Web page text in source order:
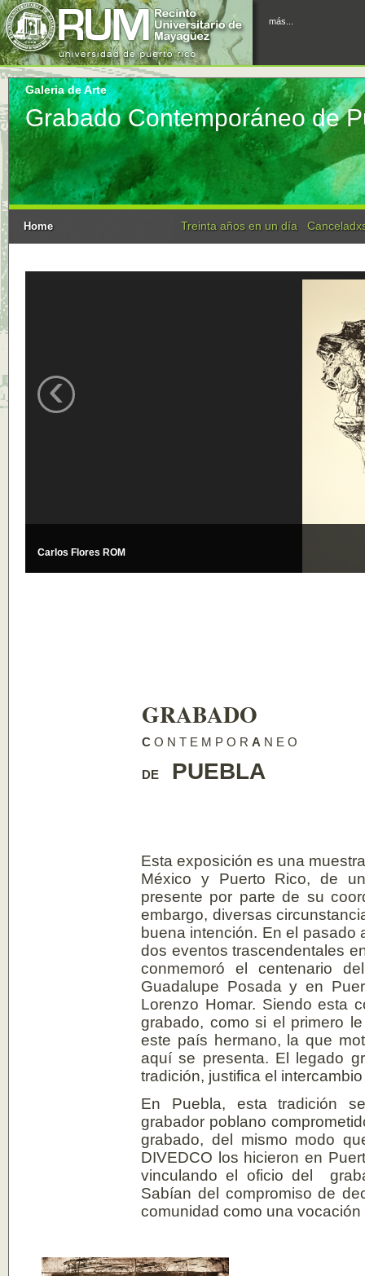
más...
Galeria de Arte
Grabado Contemporáneo de
Home Treinta años en un día
Carlos Flores ROM
‹
GRABADO
C O N T E M P O R A N E O
DE PUEBLA
Esta exposición es una
México y Puerto Rico, de
presente por parte de su
embargo, diversas
buena intención. En el pasado
dos eventos trascendentales
conmemoró el centenario
Guadalupe Posada y en
Lorenzo Homar. Siendo esta
grabado, como si el primero
este país hermano, la que
aquí se presenta. El legado
tradición, justifica el
En Puebla, esta tradición
grabador poblano
grabado, del mismo modo
DIVEDCO los hicieron en
vinculando el oficio del
Sabían del compromiso de
comunidad como una